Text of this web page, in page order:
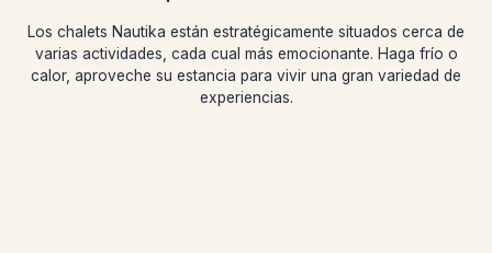
Los chalets Nautika están estratégicamente situados cerca de
varias actividades, cada cual más emocionante. Haga frío o
calor, aproveche su estancia para vivir una gran variedad de
experiencias.